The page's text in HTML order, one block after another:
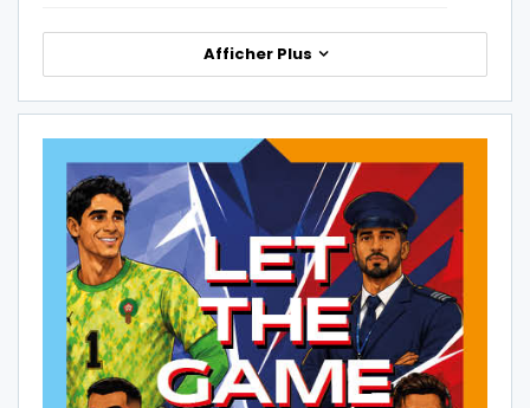
Afficher Plus